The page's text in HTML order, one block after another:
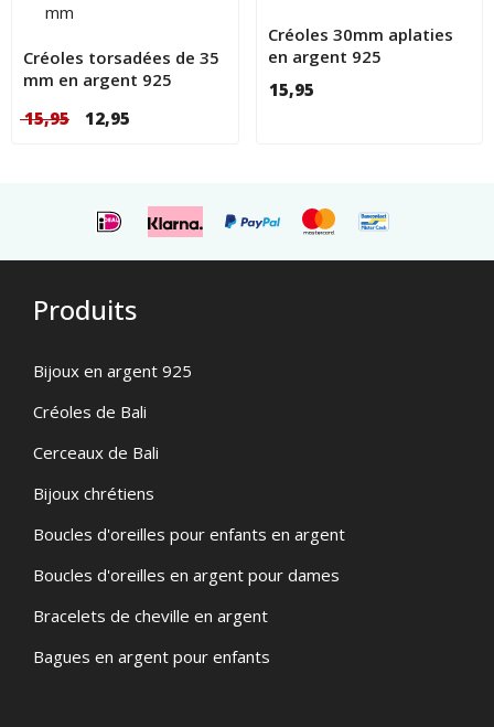
Créoles torsadées de 35
mm en argent 925
15,95
Le
prix
15,95.
12,95
12,95
euros.
Créoles 30mm aplaties
en argent 925
15,95
Produits
Bijoux en argent 925
Créoles de Bali
Cerceaux de Bali
Bijoux chrétiens
Boucles d'oreilles pour enfants en argent
Boucles d'oreilles en argent pour dames
Bracelets de cheville en argent
Bagues en argent pour enfants